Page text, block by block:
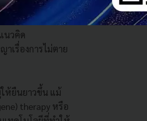
celebrity คน
ราะหลังจากนี้
นวคิด
เรื่องการไม่ตาย
ห้ยืนยาวขึ้น แม้
therapy หรือ